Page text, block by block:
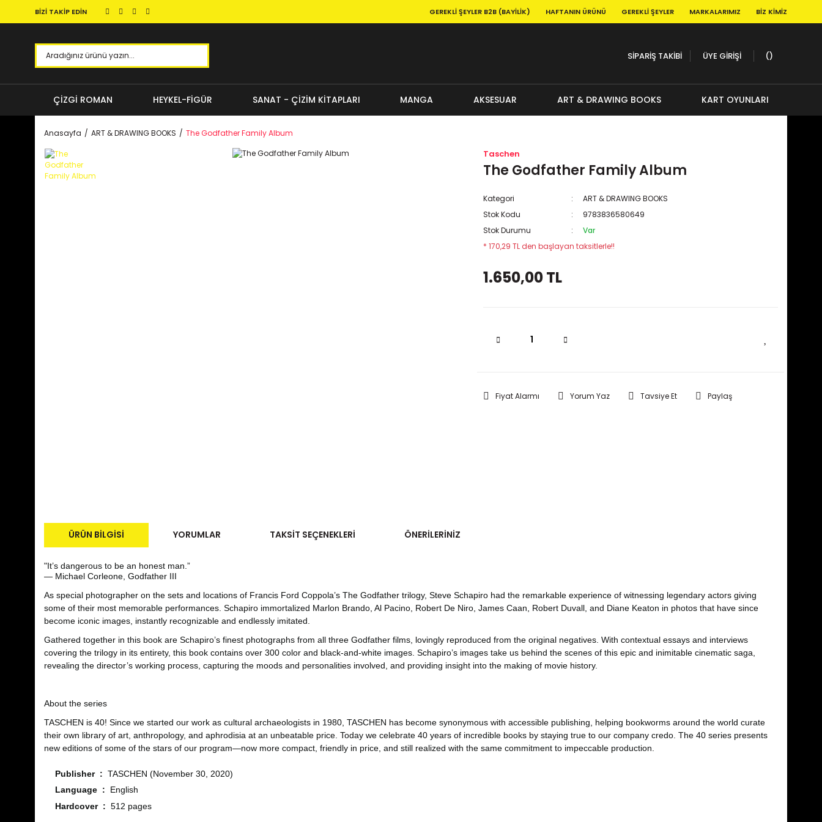
BİZİ TAKİP EDİN GEREKLI ŞEYLER B2B (BAYILIK) HAFTANIN ÜRÜNÜ GEREKLI ŞEYLER MARKALARIMIZ BIZ KIMIZ
SİPARİŞ TAKİBİ ÜYE GİRİŞİ
ÇİZGİ ROMAN HEYKEL-FİGÜR SANAT - ÇİZİM KİTAPLARI MANGA AKSESUAR ART & DRAWING BOOKS KART OYUNLARI
Anasayfa ART & DRAWING BOOKS The Godfather Family Album
Taschen
The Godfather Family Album
Kategori
ART & DRAWING BOOKS
Stok Kodu
9783836580649
Stok Durumu
Var
* 170,29 TL den başlayan taksitlerle!!
1.650,00 TL
Fiyat Alarmı Yorum Yaz Tavsiye Et Paylaş
ÜRÜN BILGISI YORUMLAR TAKSIT SEÇENEKLERI ÖNERILERINIZ
"It’s dangerous to be an honest man.”
― Michael Corleone, Godfather III
As special photographer on the sets and locations of Francis Ford Coppola’s The Godfather trilogy, Steve Schapiro had the remarkable experience of witnessing legendary actors giving
some of their most memorable performances. Schapiro immortalized Marlon Brando, Al Pacino, Robert De Niro, James Caan, Robert Duvall, and Diane Keaton in photos that have since
become iconic images, instantly recognizable and endlessly imitated.
Gathered together in this book are Schapiro’s finest photographs from all three Godfather films, lovingly reproduced from the original negatives. With contextual essays and interviews
covering the trilogy in its entirety, this book contains over 300 color and black-and-white images. Schapiro’s images take us behind the scenes of this epic and inimitable cinematic saga,
revealing the director’s working process, capturing the moods and personalities involved, and providing insight into the making of movie history.
About the series
TASCHEN is 40! Since we started our work as cultural archaeologists in 1980, TASCHEN has become synonymous with accessible publishing, helping bookworms around the world curate
their own library of art, anthropology, and aphrodisia at an unbeatable price. Today we celebrate 40 years of incredible books by staying true to our company credo. The 40 series presents
new editions of some of the stars of our program―now more compact, friendly in price, and still realized with the same commitment to impeccable production.
Publisher ‏ : ‎ TASCHEN (November 30, 2020)
Language ‏ : ‎ English
Hardcover ‏ : ‎ 512 pages